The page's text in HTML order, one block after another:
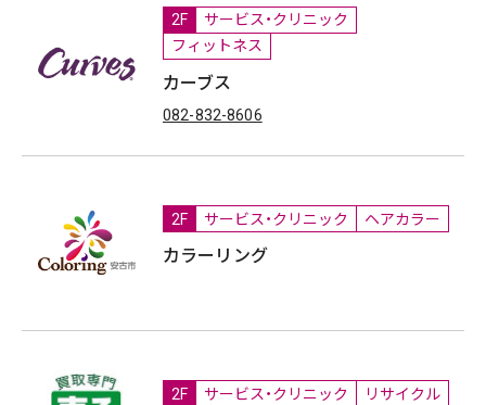
2F
サービス・クリニック
フィットネス
カーブス
082-832-8606
2F サービス・クリニック ヘアカラー
カラーリング
2F サービス・クリニック リサイクル